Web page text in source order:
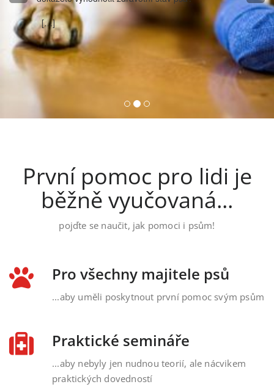
[…]
První pomoc pro lidi je
běžně vyučovaná...
pojďte se naučit, jak pomoci i psům!
Pro všechny majitele psů
...aby uměli poskytnout první pomoc svým psům
Praktické semináře
...aby nebyly jen nudnou teorií, ale nácvikem
praktických dovedností